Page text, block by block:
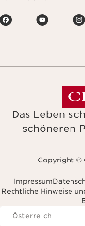
Das Leben
schöneren
Copyright ©
Impressum
Rechtliche Hinweise
Navigieren zu
Österreich